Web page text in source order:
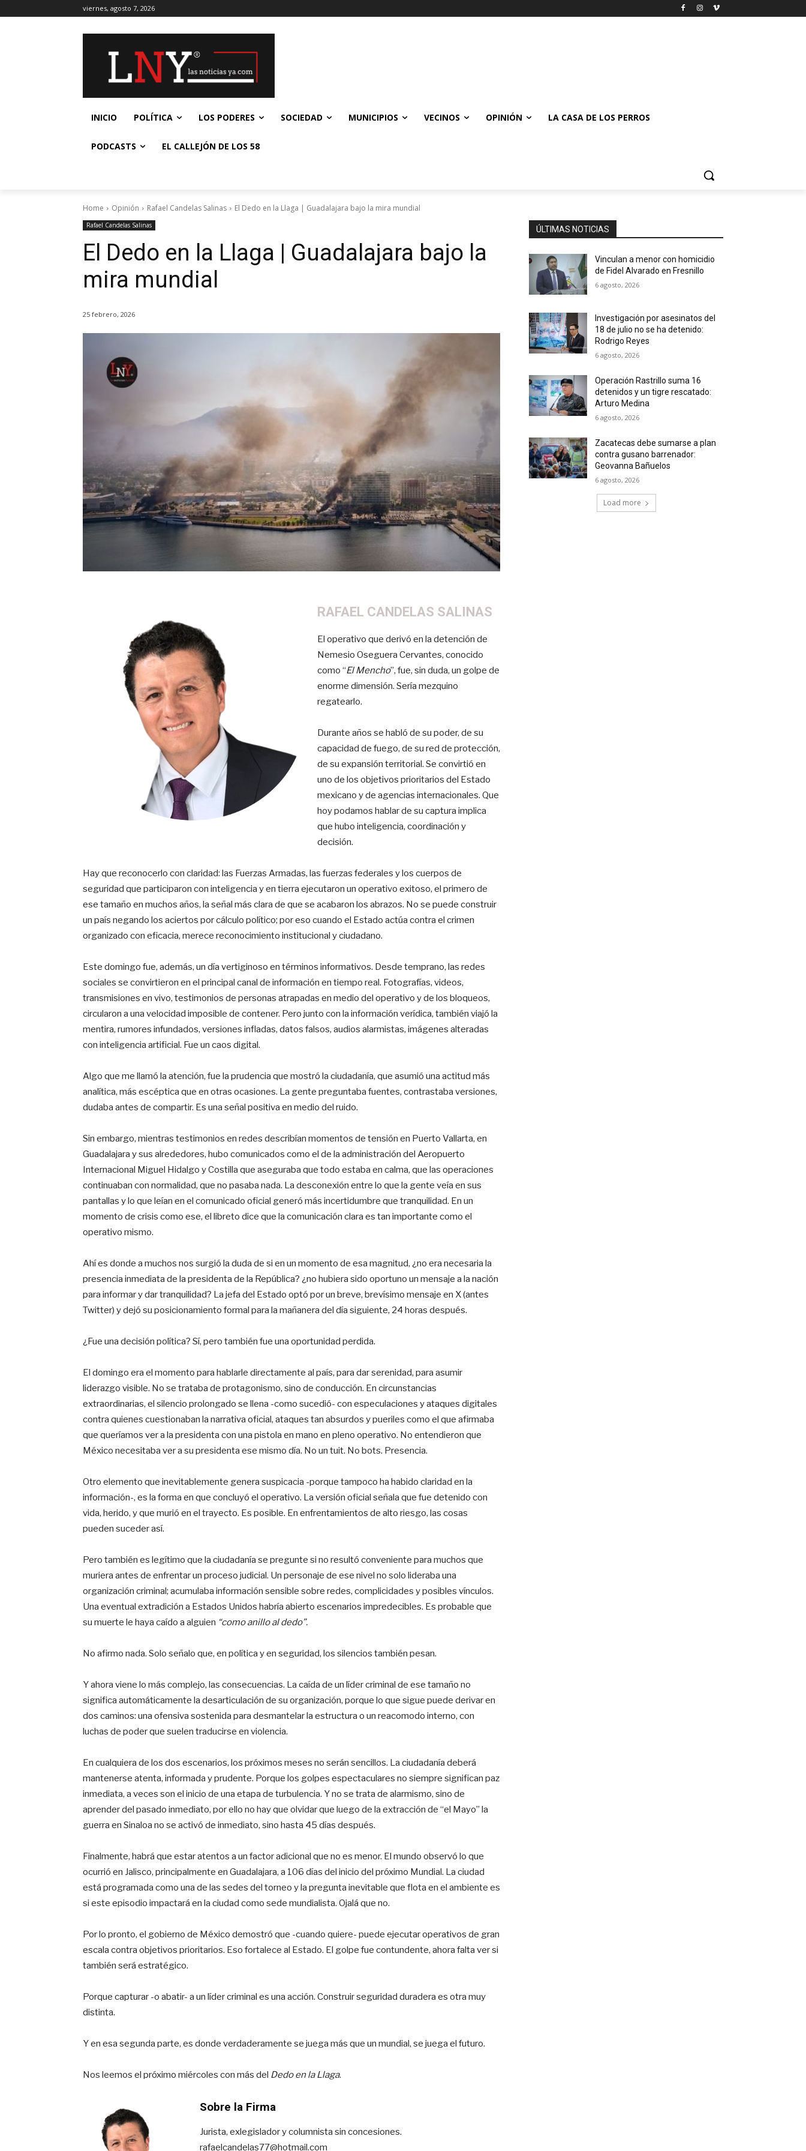
viernes, agosto 7, 2026
INICIO POLÍTICA LOS PODERES SOCIEDAD MUNICIPIOS VECINOS OPINIÓN LA CASA DE LOS PERROS
PODCASTS EL CALLEJÓN DE LOS 58
Home Opinión Rafael Candelas Salinas El Dedo en la Llaga | Guadalajara bajo la mira mundial
Rafael Candelas Salinas
El Dedo en la Llaga | Guadalajara bajo la
mira mundial
25 febrero, 2026
RAFAEL CANDELAS SALINAS
El operativo que derivó en la detención de
Nemesio Oseguera Cervantes, conocido
como “El Mencho”, fue, sin duda, un golpe de
enorme dimensión. Sería mezquino
regatearlo.
Durante años se habló de su poder, de su
capacidad de fuego, de su red de protección,
de su expansión territorial. Se convirtió en
uno de los objetivos prioritarios del Estado
mexicano y de agencias internacionales. Que
hoy podamos hablar de su captura implica
que hubo inteligencia, coordinación y
decisión.
Hay que reconocerlo con claridad: las Fuerzas Armadas, las fuerzas federales y los cuerpos de
seguridad que participaron con inteligencia y en tierra ejecutaron un operativo exitoso, el primero de
ese tamaño en muchos años, la señal más clara de que se acabaron los abrazos. No se puede construir
un país negando los aciertos por cálculo político; por eso cuando el Estado actúa contra el crimen
organizado con eficacia, merece reconocimiento institucional y ciudadano.
Este domingo fue, además, un día vertiginoso en términos informativos. Desde temprano, las redes
sociales se convirtieron en el principal canal de información en tiempo real. Fotografías, videos,
transmisiones en vivo, testimonios de personas atrapadas en medio del operativo y de los bloqueos,
circularon a una velocidad imposible de contener. Pero junto con la información verídica, también viajó la
mentira, rumores infundados, versiones infladas, datos falsos, audios alarmistas, imágenes alteradas
con inteligencia artificial. Fue un caos digital.
Algo que me llamó la atención, fue la prudencia que mostró la ciudadanía, que asumió una actitud más
analítica, más escéptica que en otras ocasiones. La gente preguntaba fuentes, contrastaba versiones,
dudaba antes de compartir. Es una señal positiva en medio del ruido.
Sin embargo, mientras testimonios en redes describían momentos de tensión en Puerto Vallarta, en
Guadalajara y sus alrededores, hubo comunicados como el de la administración del Aeropuerto
Internacional Miguel Hidalgo y Costilla que aseguraba que todo estaba en calma, que las operaciones
continuaban con normalidad, que no pasaba nada. La desconexión entre lo que la gente veía en sus
pantallas y lo que leían en el comunicado oficial generó más incertidumbre que tranquilidad. En un
momento de crisis como ese, el libreto dice que la comunicación clara es tan importante como el
operativo mismo.
Ahí es donde a muchos nos surgió la duda de si en un momento de esa magnitud, ¿no era necesaria la
presencia inmediata de la presidenta de la República? ¿no hubiera sido oportuno un mensaje a la nación
para informar y dar tranquilidad? La jefa del Estado optó por un breve, brevísimo mensaje en X (antes
Twitter) y dejó su posicionamiento formal para la mañanera del día siguiente, 24 horas después.
¿Fue una decisión política? Sí, pero también fue una oportunidad perdida.
El domingo era el momento para hablarle directamente al país, para dar serenidad, para asumir
liderazgo visible. No se trataba de protagonismo, sino de conducción. En circunstancias
extraordinarias, el silencio prolongado se llena -como sucedió- con especulaciones y ataques digitales
contra quienes cuestionaban la narrativa oficial, ataques tan absurdos y pueriles como el que afirmaba
que queríamos ver a la presidenta con una pistola en mano en pleno operativo. No entendieron que
México necesitaba ver a su presidenta ese mismo día. No un tuit. No bots. Presencia.
Otro elemento que inevitablemente genera suspicacia -porque tampoco ha habido claridad en la
información-, es la forma en que concluyó el operativo. La versión oficial señala que fue detenido con
vida, herido, y que murió en el trayecto. Es posible. En enfrentamientos de alto riesgo, las cosas
pueden suceder así.
Pero también es legítimo que la ciudadanía se pregunte si no resultó conveniente para muchos que
muriera antes de enfrentar un proceso judicial. Un personaje de ese nivel no solo lideraba una
organización criminal; acumulaba información sensible sobre redes, complicidades y posibles vínculos.
Una eventual extradición a Estados Unidos habría abierto escenarios impredecibles. Es probable que
su muerte le haya caído a alguien “como anillo al dedo”.
No afirmo nada. Solo señalo que, en política y en seguridad, los silencios también pesan.
Y ahora viene lo más complejo, las consecuencias. La caída de un líder criminal de ese tamaño no
significa automáticamente la desarticulación de su organización, porque lo que sigue puede derivar en
dos caminos: una ofensiva sostenida para desmantelar la estructura o un reacomodo interno, con
luchas de poder que suelen traducirse en violencia.
En cualquiera de los dos escenarios, los próximos meses no serán sencillos. La ciudadanía deberá
mantenerse atenta, informada y prudente. Porque los golpes espectaculares no siempre significan paz
inmediata, a veces son el inicio de una etapa de turbulencia. Y no se trata de alarmismo, sino de
aprender del pasado inmediato, por ello no hay que olvidar que luego de la extracción de “el Mayo” la
guerra en Sinaloa no se activó de inmediato, sino hasta 45 días después.
Finalmente, habrá que estar atentos a un factor adicional que no es menor. El mundo observó lo que
ocurrió en Jalisco, principalmente en Guadalajara, a 106 días del inicio del próximo Mundial. La ciudad
está programada como una de las sedes del torneo y la pregunta inevitable que flota en el ambiente es
si este episodio impactará en la ciudad como sede mundialista. Ojalá que no.
Por lo pronto, el gobierno de México demostró que -cuando quiere- puede ejecutar operativos de gran
escala contra objetivos prioritarios. Eso fortalece al Estado. El golpe fue contundente, ahora falta ver si
también será estratégico.
Porque capturar -o abatir- a un líder criminal es una acción. Construir seguridad duradera es otra muy
distinta.
Y en esa segunda parte, es donde verdaderamente se juega más que un mundial, se juega el futuro.
Nos leemos el próximo miércoles con más del Dedo en la Llaga.
Sobre la Firma
Jurista, exlegislador y columnista sin concesiones.
rafaelcandelas77@hotmail.com
ÚLTIMAS NOTICIAS
Vinculan a menor con homicidio
de Fidel Alvarado en Fresnillo
6 agosto, 2026
Investigación por asesinatos del
18 de julio no se ha detenido:
Rodrigo Reyes
6 agosto, 2026
Operación Rastrillo suma 16
detenidos y un tigre rescatado:
Arturo Medina
6 agosto, 2026
Zacatecas debe sumarse a plan
contra gusano barrenador:
Geovanna Bañuelos
6 agosto, 2026
Load more